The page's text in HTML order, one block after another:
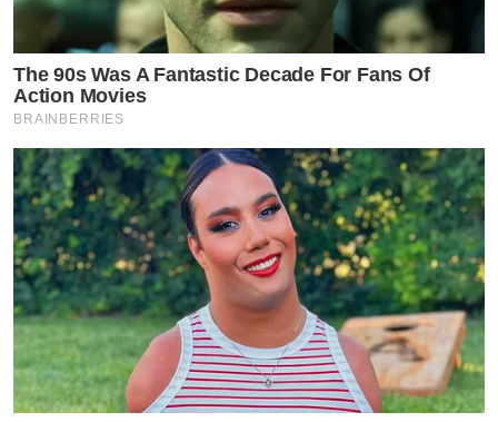
The 90s Was A Fantastic Decade For Fans Of
Action Movies
BRAINBERRIES